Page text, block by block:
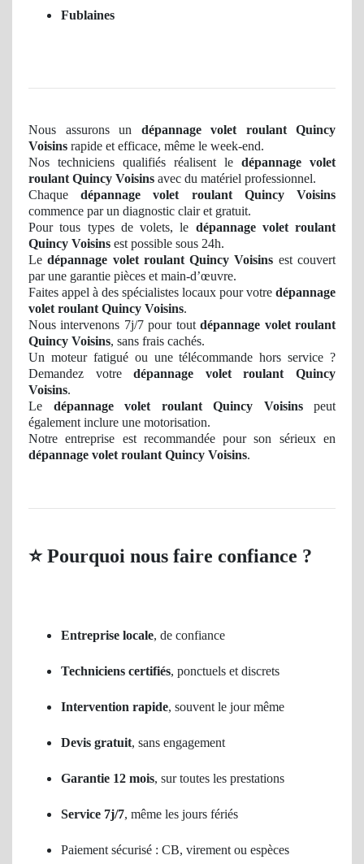
Fublaines
Nous assurons un dépannage volet roulant Quincy
Voisins rapide et efficace, même le week-end.
Nos techniciens qualifiés réalisent le dépannage volet
roulant Quincy Voisins avec du matériel professionnel.
Chaquedépannage volet roulant Quincy Voisins
commence par un diagnostic clair et gratuit.
Pour tous types de volets, le dépannage volet roulant
Quincy Voisins est possible sous 24h.
Ledépannage volet roulant Quincy Voisins est couvert
par une garantie pièces et main-d’œuvre.
Faites appel à des spécialistes locaux pour votre dépannage
volet roulant Quincy Voisins.
Nous intervenons 7j/7 pour toutdépannage volet roulant
Quincy Voisins, sans frais cachés.
Un moteur fatigué ou une télécommande hors service ?
Demandez votredépannage volet roulant Quincy
Voisins.
Le dépannage volet roulant Quincy Voisinspeut
également inclure une motorisation.
Notre entreprise est recommandée pour son sérieux en
dépannage volet roulant Quincy Voisins.
⭐Pourquoi nous faire confiance ?
Entreprise locale, de confiance
Techniciens certifiés, ponctuels et discrets
Intervention rapide, souvent le jour même
Devis gratuit, sans engagement
Garantie 12 mois, sur toutes les prestations
Service 7j/7, même les jours fériés
Paiement sécurisé : CB, virement ou espèces